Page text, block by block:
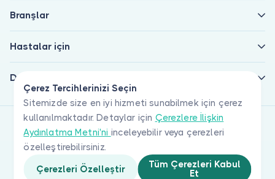
Çerez Tercihlerinizi Seçin
Sitemizde size en iyi hizmeti sunabilmek için çerez
kullanılmaktadır. Detaylar için Çerezlere İlişkin
Aydınlatma Metni'ni inceleyebilir veya çerezleri
özelleştirebilirsiniz.
Çerezleri Özelleştir
Tüm Çerezleri Kabul
Et
Branşlar
Hastalar için
Doktorlar için